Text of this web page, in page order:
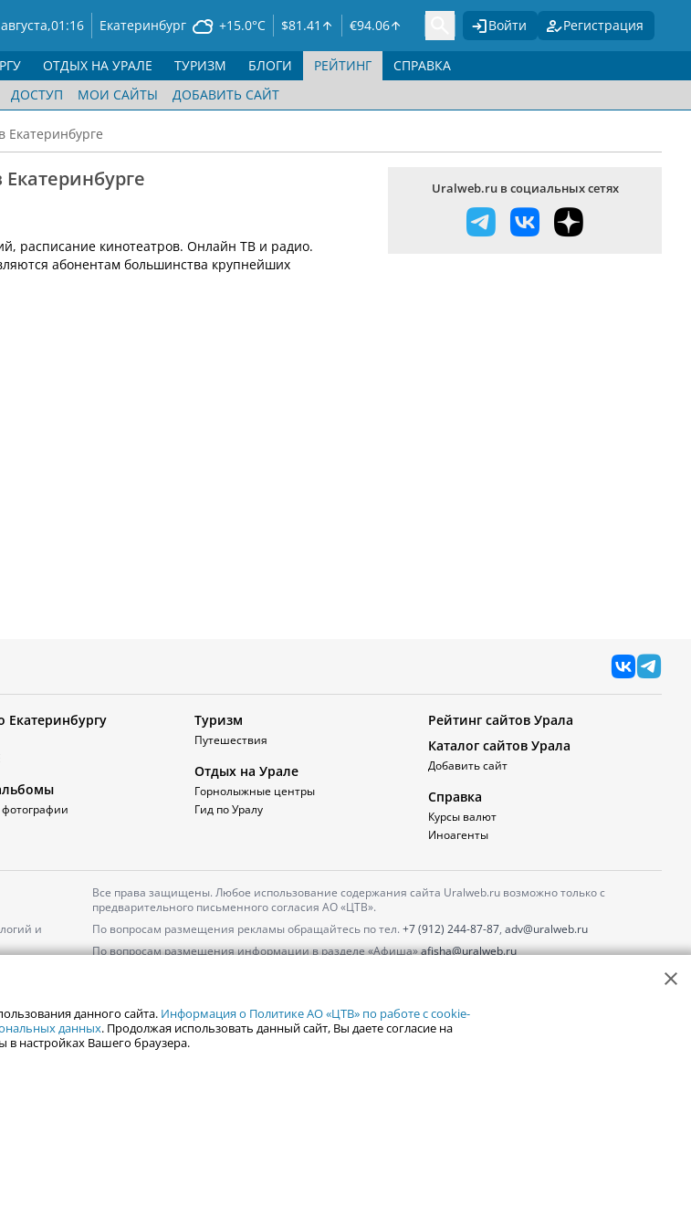
01:16 Екатеринбург +15.0°C $81.41 €94.06 Войти Регистрация
ОТДЫХ НА УРАЛЕ ТУРИЗМ БЛОГИ
РЕЙТИНГ
ДОСТУП МОИ САЙТЫ ДОБАВИТЬ САЙТ
СПРАВКА
расписание кинотеатров. Онлайн ТВ и радио.
абонентам большинства крупнейших
Uralweb.ru в социальных сетях
Екатеринбургу Туризм
Путешествия
Отдых на Урале
Горнолыжные центры
Гид по Уралу
Рейтинг сайтов Урала
Каталог сайтов Урала
Добавить сайт
Справка
Курсы валют
Иноагенты
и
Все права защищены. Любое использование содержания сайта Uralweb.ru возможно только с
предварительного письменного согласия АО «ЦТВ».
По вопросам размещения рекламы обращайтесь по тел. +7 (912) 244-87-87, adv@uralweb.ru
По вопросам размещения информации в разделе «Афиша»afisha@uralweb.ru
данного сайта. Информация о Политике АО «ЦТВ» по работе с cookie-
данных. Продолжая использовать данный сайт, Вы даете согласие на
настройках Вашего браузера.